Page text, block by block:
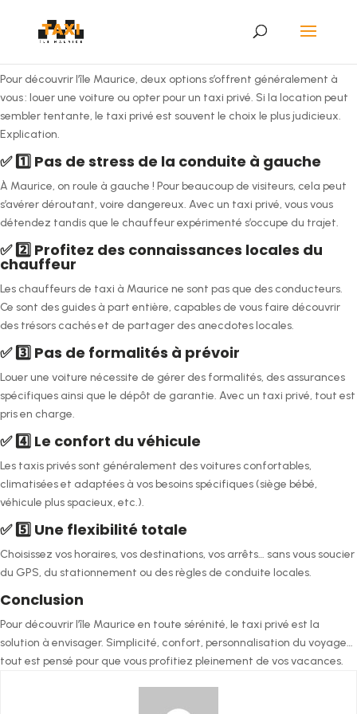
Pour découvrir l’île Maurice, deux options s’offrent généralement à
vous : louer une voiture ou opter pour un taxi privé. Si la location peut
sembler tentante, le taxi privé est souvent le choix le plus judicieux.
Explication.
✅ 1️⃣ Pas de stress de la conduite à gauche
À Maurice, on roule à gauche ! Pour beaucoup de visiteurs, cela peut
s’avérer déroutant, voire dangereux. Avec un taxi privé, vous vous
détendez tandis que le chauffeur expérimenté s’occupe du trajet.
✅ 2️⃣ Profitez des connaissances locales du
chauffeur
Les chauffeurs de taxi à Maurice ne sont pas que des conducteurs.
Ce sont des guides à part entière, capables de vous faire découvrir
des trésors cachés et de partager des anecdotes locales.
✅ 3️⃣ Pas de formalités à prévoir
Louer une voiture nécessite de gérer des formalités, des assurances
spécifiques ainsi que le dépôt de garantie. Avec un taxi privé, tout est
pris en charge.
✅ 4️⃣ Le confort du véhicule
Les taxis privés sont généralement des voitures confortables,
climatisées et adaptées à vos besoins spécifiques (siège bébé,
véhicule plus spacieux, etc.).
✅ 5️⃣ Une flexibilité totale
Choisissez vos horaires, vos destinations, vos arrêts… sans vous soucier
du GPS, du stationnement ou des règles de conduite locales.
Conclusion
Pour découvrir l’île Maurice en toute sérénité, le taxi privé est la
solution à envisager. Simplicité, confort, personnalisation du voyage…
tout est pensé pour que vous profitiez pleinement de vos vacances.